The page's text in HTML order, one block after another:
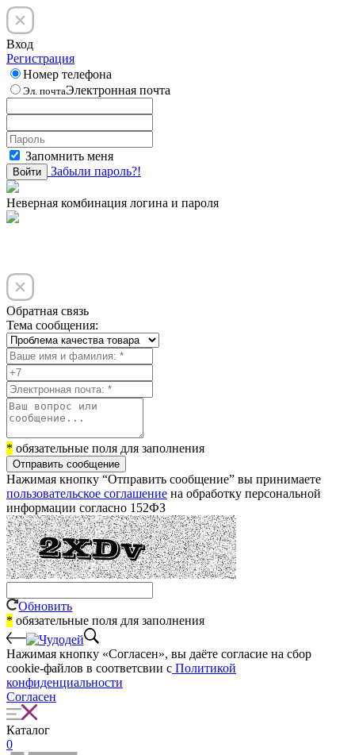
Вход
Регистрация
Номер телефона
Эл. почтаЭлектронная почта
Запомнить меня
Войти Забыли пароль?!
Неверная комбинация логина и пароля
Обратная связь
Тема сообщения:
* обязательные поля для заполнения
Отправить сообщение
Нажимая кнопку “Отправить сообщение” вы принимаете
пользовательское соглашение на обработку персональной
информации согласно 152ФЗ
Обновить
* обязательные поля для заполнения
Нажимая кнопку «Согласен», вы даёте cогласие на сбор
cookie-файлов в соответсвии с Политикой
конфиденциальности
Согласен
Каталог
0